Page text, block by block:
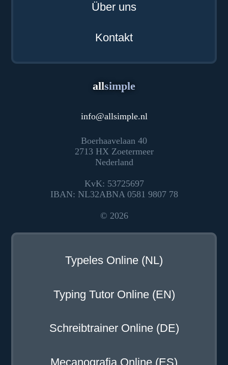
Über uns
Kontakt
allsimple
info@allsimple.nl
Boerhaavelaan 40
2713 HX Zoetermeer
Nederland
KvK: 53725697
IBAN: NL32ABNA 0581 9807 78
© 2026
Typeles Online (NL)
Typing Tutor Online (EN)
Schreibtrainer Online (DE)
Mecanografia Online (ES)